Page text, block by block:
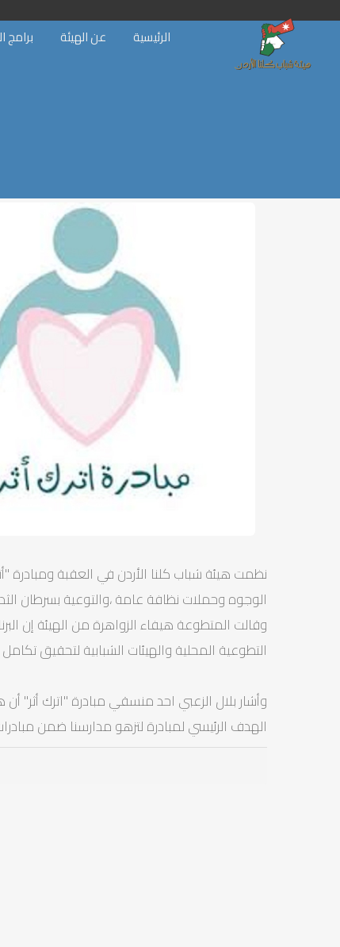
الرئيسية عن الهيئة برامج
نظمت هيئة شباب كلنا الأردن في العقبة ومبادرة
الوجوه وحملات نظافة عامة ،والتوعية بسرطان
وقالت المتطوعة هيفاء الزواهرة من الهيئة إن
التطوعية المحلية والهيئات الشبابية لتحقيق
وأشار بلال الزعبي احد منسقي مبادرة "اترك أثر"
الهدف الرئيسي لمبادرة لتزهو مدارسنا ضمن